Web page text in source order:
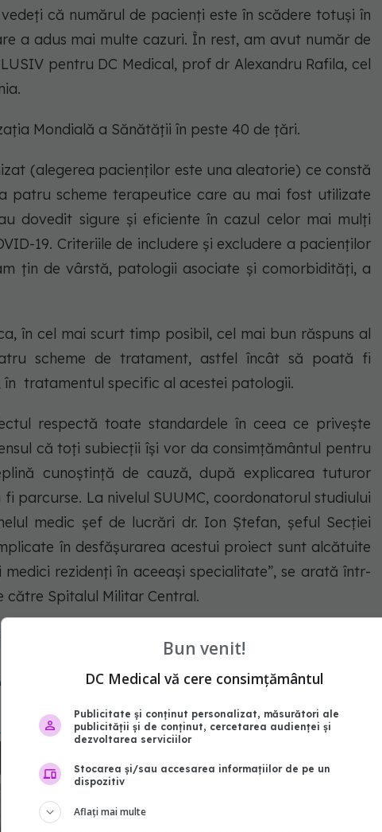
că numărul de pacienți este în scădere totuși în
a adus mai multe cazuri. În rest, am avut număr de
pentru DC Medical, prof dr Alexandru Rafila, cel
Mondială a Sănătății în peste 40 de țări.
(alegerea pacienților este una aleatorie) ce constă
patru scheme terapeutice care au mai fost utilizate
dovedit sigure și eficiente în cazul celor mai mulți
19. Criteriile de includere și excludere a pacienților
țin de vârstă, patologii asociate și comorbidități, a
în cel mai scurt timp posibil, cel mai bun răspuns al
scheme de tratament, astfel încât să poată fi
în tratamentul specific al acestei patologii.
respectă toate standardele în ceea ce privește
că toți subiecții își vor da consimțământul pentru
cunoștință de cauză, după explicarea tuturor
parcurse. La nivelul SUUMC, coordonatorul studiului
medic șef de lucrări dr. Ion Ștefan, șeful Secției
în desfășurarea acestui proiect sunt alcătuite
rezidenți în aceeași specialitate”, se arată într-
către Spitalul Militar Central.
- abonează‑te!
Bun venit!
DC Medical vă cere consimțământul
Publicitate și conținut personalizat, măsurători ale
publicității și de conținut, cercetarea audienței și
dezvoltarea serviciilor
Stocarea și/sau accesarea informațiilor de pe un
dispozitiv
Aflați mai multe